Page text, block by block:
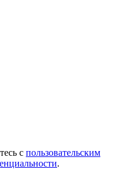
с пользовательским
.